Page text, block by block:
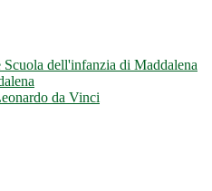
Scuola dell'infanzia di Maddalena
da Vinci